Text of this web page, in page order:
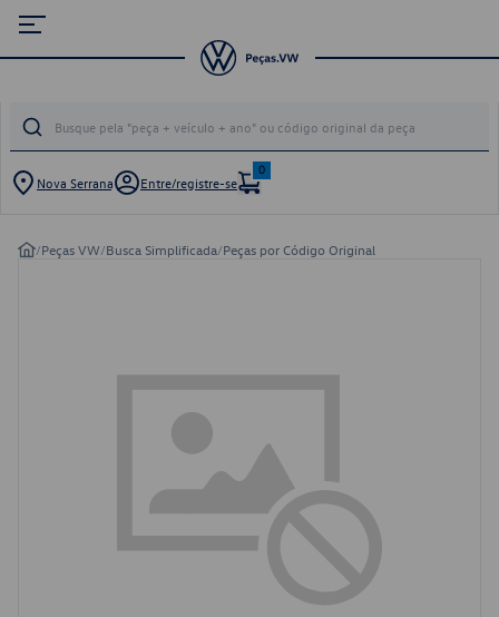
Nova Serrana Entre/registre-se
0
/Peças VW/Busca Simplificada/Peças por Código Original